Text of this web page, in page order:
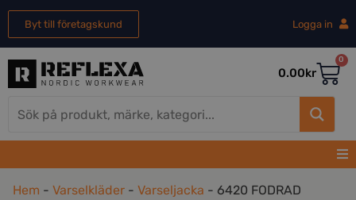
Byt till företagskund Logga in
0.00kr
0
Hem - Varselkläder - Varseljacka - 6420 FODRAD